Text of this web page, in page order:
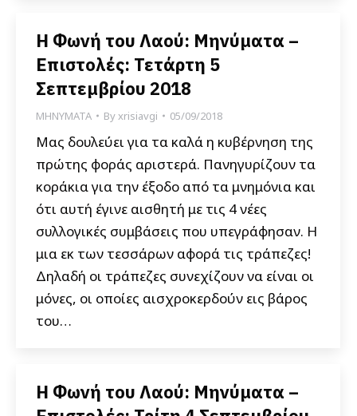
Η Φωνή του Λαού: Μηνύματα –
Επιστολές: Τετάρτη 5
Σεπτεμβρίου 2018
ΜΗΝΥΜΑΤΑ Byxrisiavgi 05/09/2018
Μας δουλεύει για τα καλά η κυβέρνηση της
πρώτης φοράς αριστερά. Πανηγυρίζουν τα
κοράκια για την έξοδο από τα μνημόνια και
ότι αυτή έγινε αισθητή με τις 4 νέες
συλλογικές συμβάσεις που υπεγράφησαν. Η
μια εκ των τεσσάρων αφορά τις τράπεζες!
Δηλαδή οι τράπεζες συνεχίζουν να είναι οι
μόνες, οι οποίες αισχροκερδούν εις βάρος
του…
Η Φωνή του Λαού: Μηνύματα –